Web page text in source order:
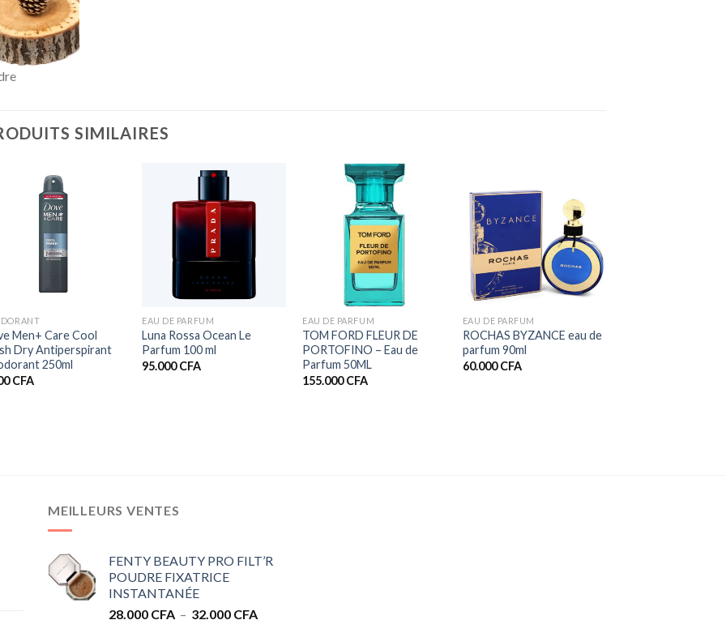
SIMILAIRES
Men+ Care Cool
Dry Antiperspirant
250ml
CFA
EAU DE PARFUM
Luna Rossa Ocean Le
Parfum 100 ml
95.000CFA
EAU DE PARFUM
TOM FORD FLEUR DE
PORTOFINO – Eau de
Parfum 50ML
155.000CFA
+
EAU DE PARFUM
ROCHAS BYZANCE eau de
parfum 90ml
60.000CFA
MEILLEURS VENTES
FENTY BEAUTY PRO FILT’R
POUDRE FIXATRICE
INSTANTANÉE
28.000 CFA – 32.000 CFAPlage